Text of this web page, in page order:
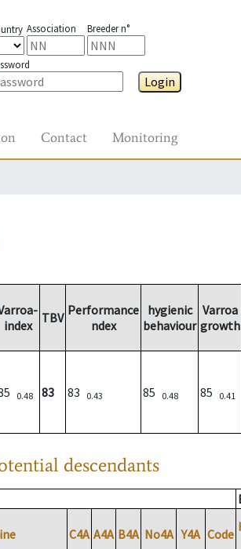
Association Breeder n°
Login
Contact Monitoring
index
TBV Performance
ndex
hygienic
behaviour
Varroa
growth
0.48 83 83 0.43 85 0.48 85 0.41
descendants
C4A A4A B4A No4A Y4A Code